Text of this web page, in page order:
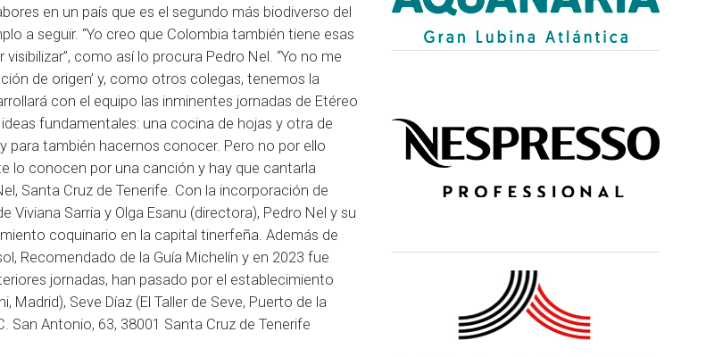
en un país que es el segundo más biodiverso del
a seguir. “Yo creo que Colombia también tiene esas
como así lo procura Pedro Nel. “Yo no me
de origen’ y, como otros colegas, tenemos la
con el equipo las inminentes jornadas de Etéreo
fundamentales: una cocina de hojas y otra de
también hacernos conocer. Pero no por ello
lo conocen por una canción y hay que cantarla
Santa Cruz de Tenerife. Con la incorporación de
Viviana Sarria y Olga Esanu (directora), Pedro Nel y su
coquinario en la capital tinerfeña. Además de
Recomendado de la Guía Michelín y en 2023 fue
jornadas, han pasado por el establecimiento
Seve Díaz (El Taller de Seve, Puerto de la
Antonio, 63, 38001 Santa Cruz de Tenerife